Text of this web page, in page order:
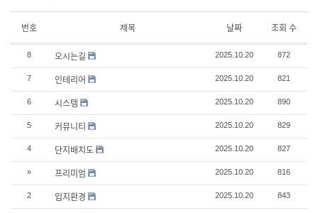
번호 제목 날짜 조회 수
8 오시는길 2025.10.20 872
7 인테리어 2025.10.20 821
6 시스템 2025.10.20 890
5 커뮤니티 2025.10.20 829
4 단지배치도 2025.10.20 827
» 프리미엄 2025.10.20 816
2 입지환경 2025.10.20 843